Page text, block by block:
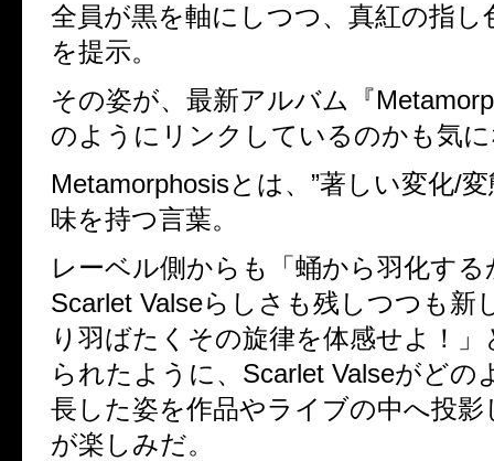
全員が黒を軸にしつつ、真紅の指し
を提示。
その姿が、最新アルバム『
のようにリンクしているのかも気
Metamorphosisとは、”著しい変化/
味を持つ言葉。
レーベル側からも「蛹から羽化す
Scarlet Valseらしさも残しつつも新
り羽ばたくその旋律を体感せよ！
られたように、Scarlet Valseがどの
長した姿を作品やライブの中へ投
が楽しみだ。